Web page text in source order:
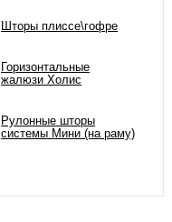
Шторы плиссе\гофре
Горизонтальные
жалюзи Холис
Рулонные шторы
системы Мини (на раму)